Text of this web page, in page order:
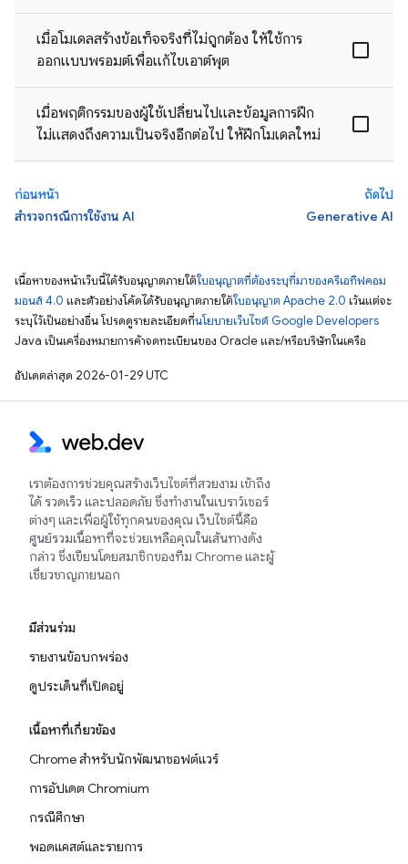
เมื่อโมเดลสร้างข้อเท็จจริงที่ไม่ถูกต้อง ให้ใช้การ
ออกแบบพรอมต์เพื่อแก้ไขเอาต์พุต
เมื่อพฤติกรรมของผู้ใช้เปลี่ยนไปและข้อมูลการฝึก
ไม่แสดงถึงความเป็นจริงอีกต่อไป ให้ฝึกโมเดลใหม่
ก่อนหน้า
สำรวจกรณีการใช้งาน AI
ถัดไป
Generative AI
เนื้อหาของหน้าเว็บนี้ได้รับอนุญาตภายใต้ใบอนุญาตที่ต้องระบุที่มาของครีเอทีฟคอม
มอนส์ 4.0 และตัวอย่างโค้ดได้รับอนุญาตภายใต้ใบอนุญาต Apache 2.0 เว้นแต่จะ
ระบุไว้เป็นอย่างอื่น โปรดดูรายละเอียดที่นโยบายเว็บไซต์ Google Developers
Java เป็นเครื่องหมายการค้าจดทะเบียนของ Oracle และ/หรือบริษัทในเครือ
อัปเดตล่าสุด 2026-01-29 UTC
เราต้องการช่วยคุณสร้างเว็บไซต์ที่สวยงาม เข้าถึง
ได้ รวดเร็ว และปลอดภัย ซึ่งทำงานในเบราว์เซอร์
ต่างๆ และเพื่อผู้ใช้ทุกคนของคุณ เว็บไซต์นี้คือ
ศูนย์รวมเนื้อหาที่จะช่วยเหลือคุณในเส้นทางดัง
กล่าว ซึ่งเขียนโดยสมาชิกของทีม Chrome และผู้
เชี่ยวชาญภายนอก
มีส่วนร่วม
รายงานข้อบกพร่อง
ดูประเด็นที่เปิดอยู่
เนื้อหาที่เกี่ยวข้อง
Chrome สำหรับนักพัฒนาซอฟต์แวร์
การอัปเดต Chromium
กรณีศึกษา
พอดแคสต์และรายการ